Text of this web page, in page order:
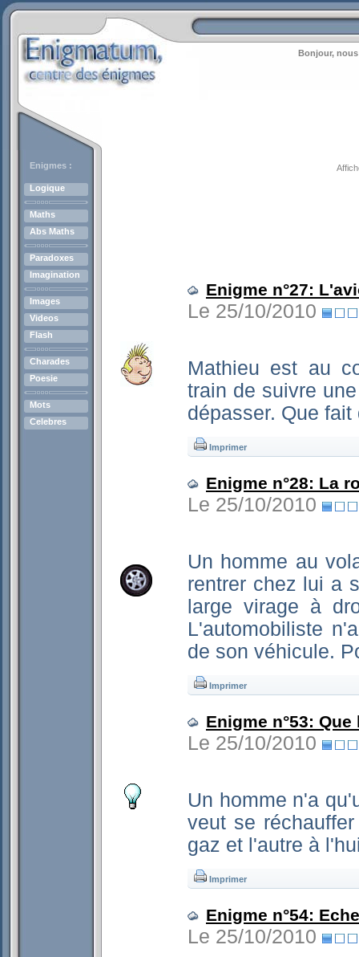
Bonjour, nous
Enigmes :
Logique
Maths
Abs Maths
Paradoxes
Imagination
Images
Videos
Flash
Charades
Poesie
Mots
Celebres
Enigme n°27:
Le 25/10/2010
Mathieu est au
train de suivre
dépasser. Que
Imprimer
Enigme n°28: La
Le 25/10/2010
Un homme au
rentrer chez lui a
large virage à
L'automobiliste
de son véhicule.
Imprimer
Enigme n°53:
Le 25/10/2010
Un homme n'a
veut se
gaz et l'autre à
Imprimer
Enigme n°54:
Le 25/10/2010